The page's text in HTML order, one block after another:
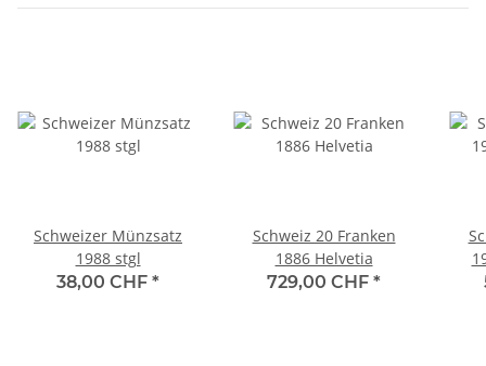
Schweizer Münzsatz
1988 stgl
38,00 CHF *
Schweiz 20 Franken
1886 Helvetia
729,00 CHF *